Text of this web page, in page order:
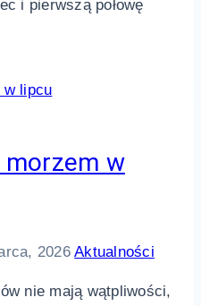
i pierwszą połowę
morzem w
2026 Aktualności
nie mają wątpliwości,